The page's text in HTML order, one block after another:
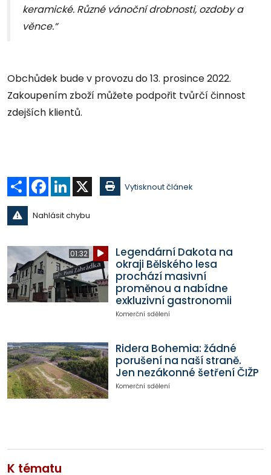
keramické. Různé vánoční drobnosti, ozdoby a
věnce.“
Obchůdek bude v provozu do 13. prosince 2022.
Zakoupením zboží můžete podpořit tvůrčí činnost
zdejších klientů.
Sdílet Facebook
LinkedIn Vytisknout článek
Nahlásit chybu
01:32
Legendární Dakota na
okraji Bělského lesa
prochází masivní
proměnou a nabídne
exkluzivní gastronomii
Komerční sdělení
Ridera Bohemia: žádné
porušení na naší straně.
Jen nezákonné šetření ČIŽP
Komerční sdělení
K tématu